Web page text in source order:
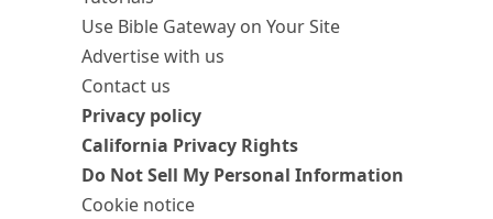
Use Bible Gateway on Your Site
Advertise with us
Contact us
Privacy policy
California Privacy Rights
Do Not Sell My Personal Information
Cookie notice